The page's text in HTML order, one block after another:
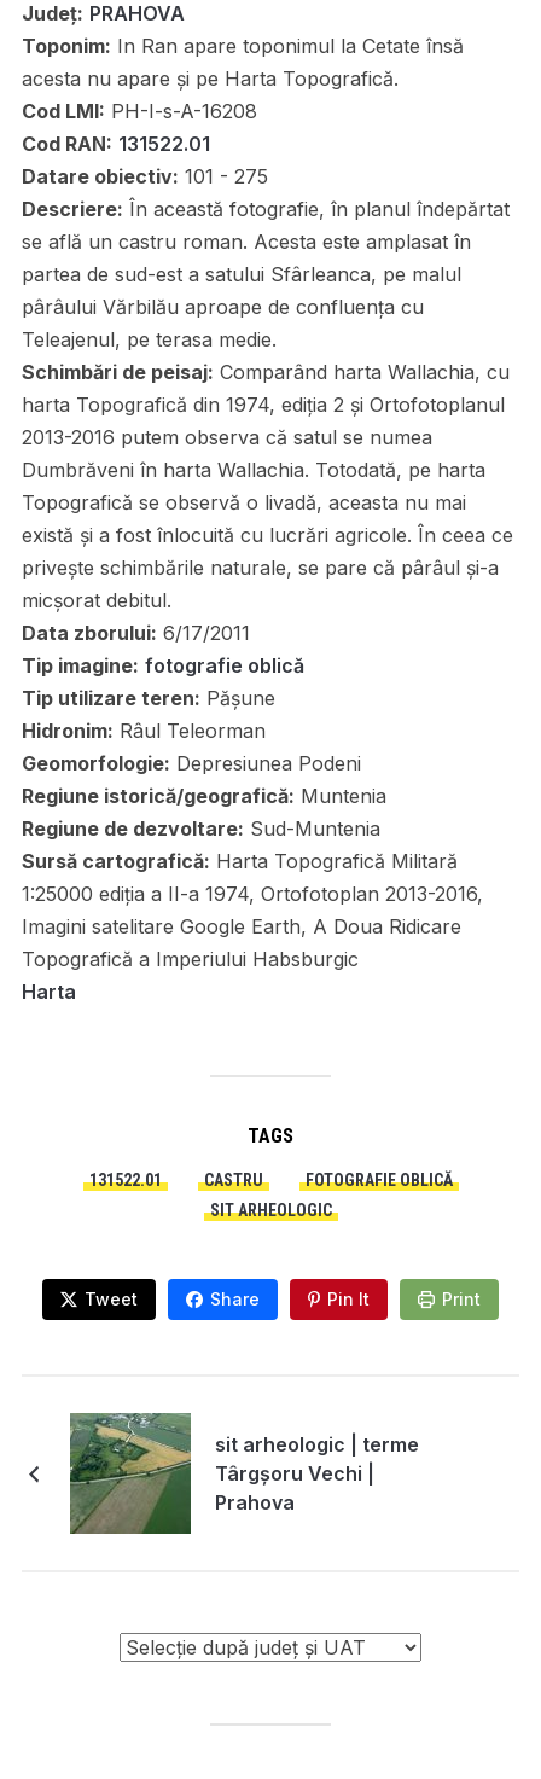
Județ: PRAHOVA
Toponim: In Ran apare toponimul la Cetate însă
acesta nu apare și pe Harta Topografică.
Cod LMI: PH-I-s-A-16208
Cod RAN: 131522.01
Datare obiectiv: 101 - 275
Descriere: În această fotografie, în planul îndepărtat
se află un castru roman. Acesta este amplasat în
partea de sud-est a satului Sfârleanca, pe malul
pârâului Vărbilău aproape de confluenţa cu
Teleajenul, pe terasa medie.
Schimbări de peisaj: Comparând harta Wallachia, cu
harta Topografică din 1974, ediția 2 și Ortofotoplanul
2013-2016 putem observa că satul se numea
Dumbrăveni în harta Wallachia. Totodată, pe harta
Topografică se observă o livadă, aceasta nu mai
există și a fost înlocuită cu lucrări agricole. În ceea ce
privește schimbările naturale, se pare că pârâul și-a
micșorat debitul.
Data zborului: 6/17/2011
Tip imagine: fotografie oblică
Tip utilizare teren: Pășune
Hidronim: Râul Teleorman
Geomorfologie: Depresiunea Podeni
Regiune istorică/geografică: Muntenia
Regiune de dezvoltare: Sud-Muntenia
Sursă cartografică: Harta Topografică Militară
1:25000 ediția a II-a 1974, Ortofotoplan 2013-2016,
Imagini satelitare Google Earth, A Doua Ridicare
Topografică a Imperiului Habsburgic
Harta
TAGS
131522.01 CASTRU
FOTOGRAFIE OBLICĂ
SIT ARHEOLOGIC
Tweet Share Pin It Print
sit arheologic | terme
Târgșoru Vechi |
Prahova